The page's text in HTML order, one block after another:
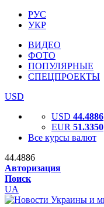
РУС
УКР
ВИДЕО
ФОТО
ПОПУЛЯРНЫЕ
СПЕЦПРОЕКТЫ
USD
USD 44.4886
EUR 51.3350
Все курсы валют
44.4886
Авторизация
Поиск
UA